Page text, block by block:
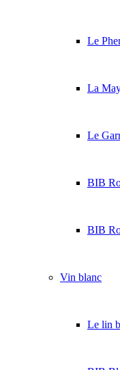
Le
La
Le
BIB
BIB
Vin blanc
Le lin